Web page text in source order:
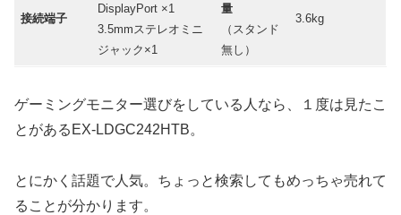
接続端子
DisplayPort ×1
3.5mmステレオミニ
ジャック×1
量
（スタンド
無し）
3.6kg
ゲーミングモニター選びをしている人なら、１度は見たこ
とがあるEX-LDGC242HTB。
とにかく話題で人気。ちょっと検索してもめっちゃ売れて
ることが分かります。